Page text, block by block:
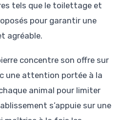
tels que le toilettage et
pour garantir une
agréable.
concentre son offre sur
une attention portée à la
animal pour limiter
s’appuie sur une